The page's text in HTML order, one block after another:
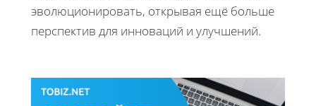
эволюционировать, открывая ещё больше
перспектив для инноваций и улучшений.